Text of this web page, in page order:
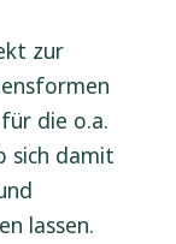
zur
die o.a.
sich damit
lassen.